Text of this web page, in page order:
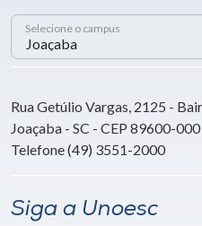
Selecione o campus
Rua Getúlio Vargas, 2125 -
Joaçaba - SC - CEP 89600-000
Telefone (49) 3551-2000
Siga a Unoesc